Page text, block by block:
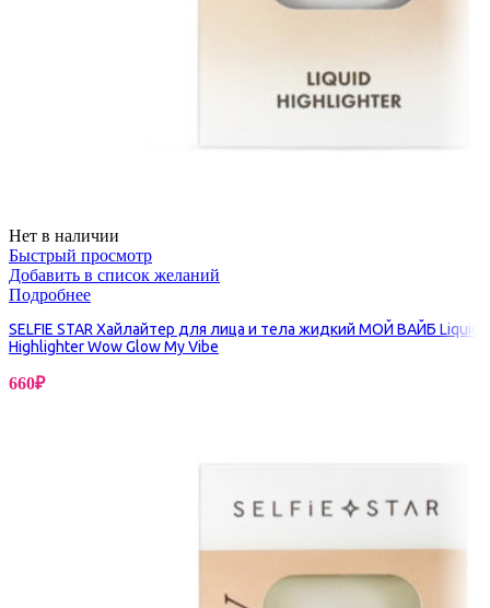
Нет в наличии
Быстрый просмотр
Добавить в список желаний
Подробнее
SELFIE STAR Хайлайтер для лица и тела жидкий МОЙ ВАЙБ Liquid
Highlighter Wow Glow My Vibe
660₽